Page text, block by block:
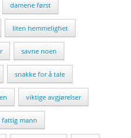
damene først
liten hemmelighet
savne noen
snakke for å tale
viktige avgjørelser
fattig mann